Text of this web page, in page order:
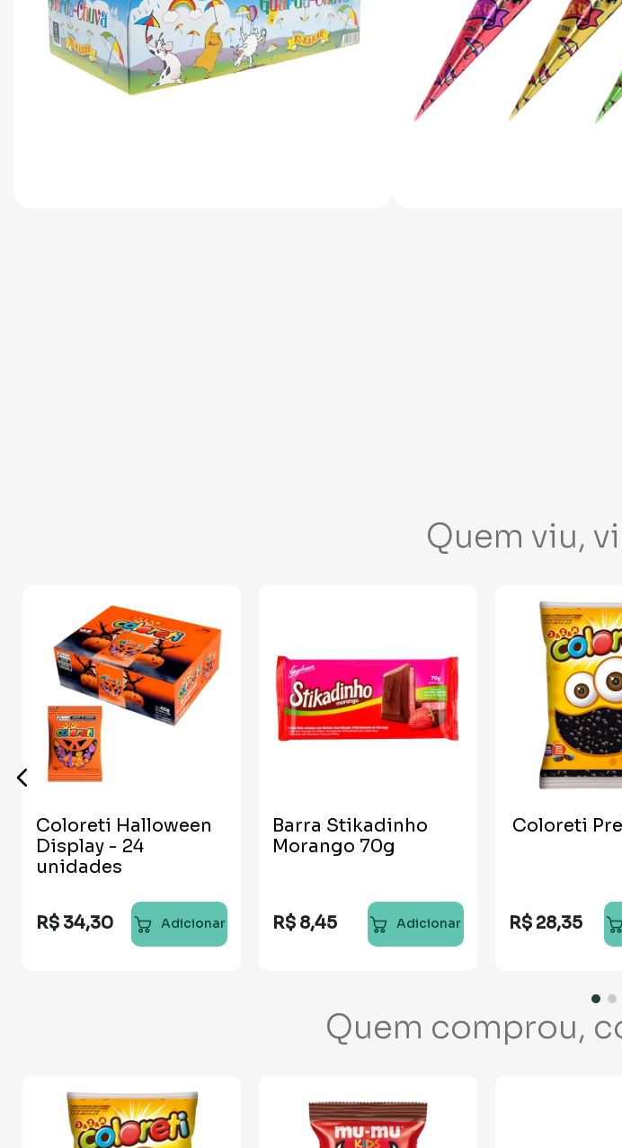
º festa neon
Quem viu,
Coloreti Halloween
Display - 24
unidades
R$ 34,30 Adicionar
Barra Stikadinho
Morango 70g
R$ 8,45 Adicionar
Coloreti
R$ 28,35
Quem comprou,